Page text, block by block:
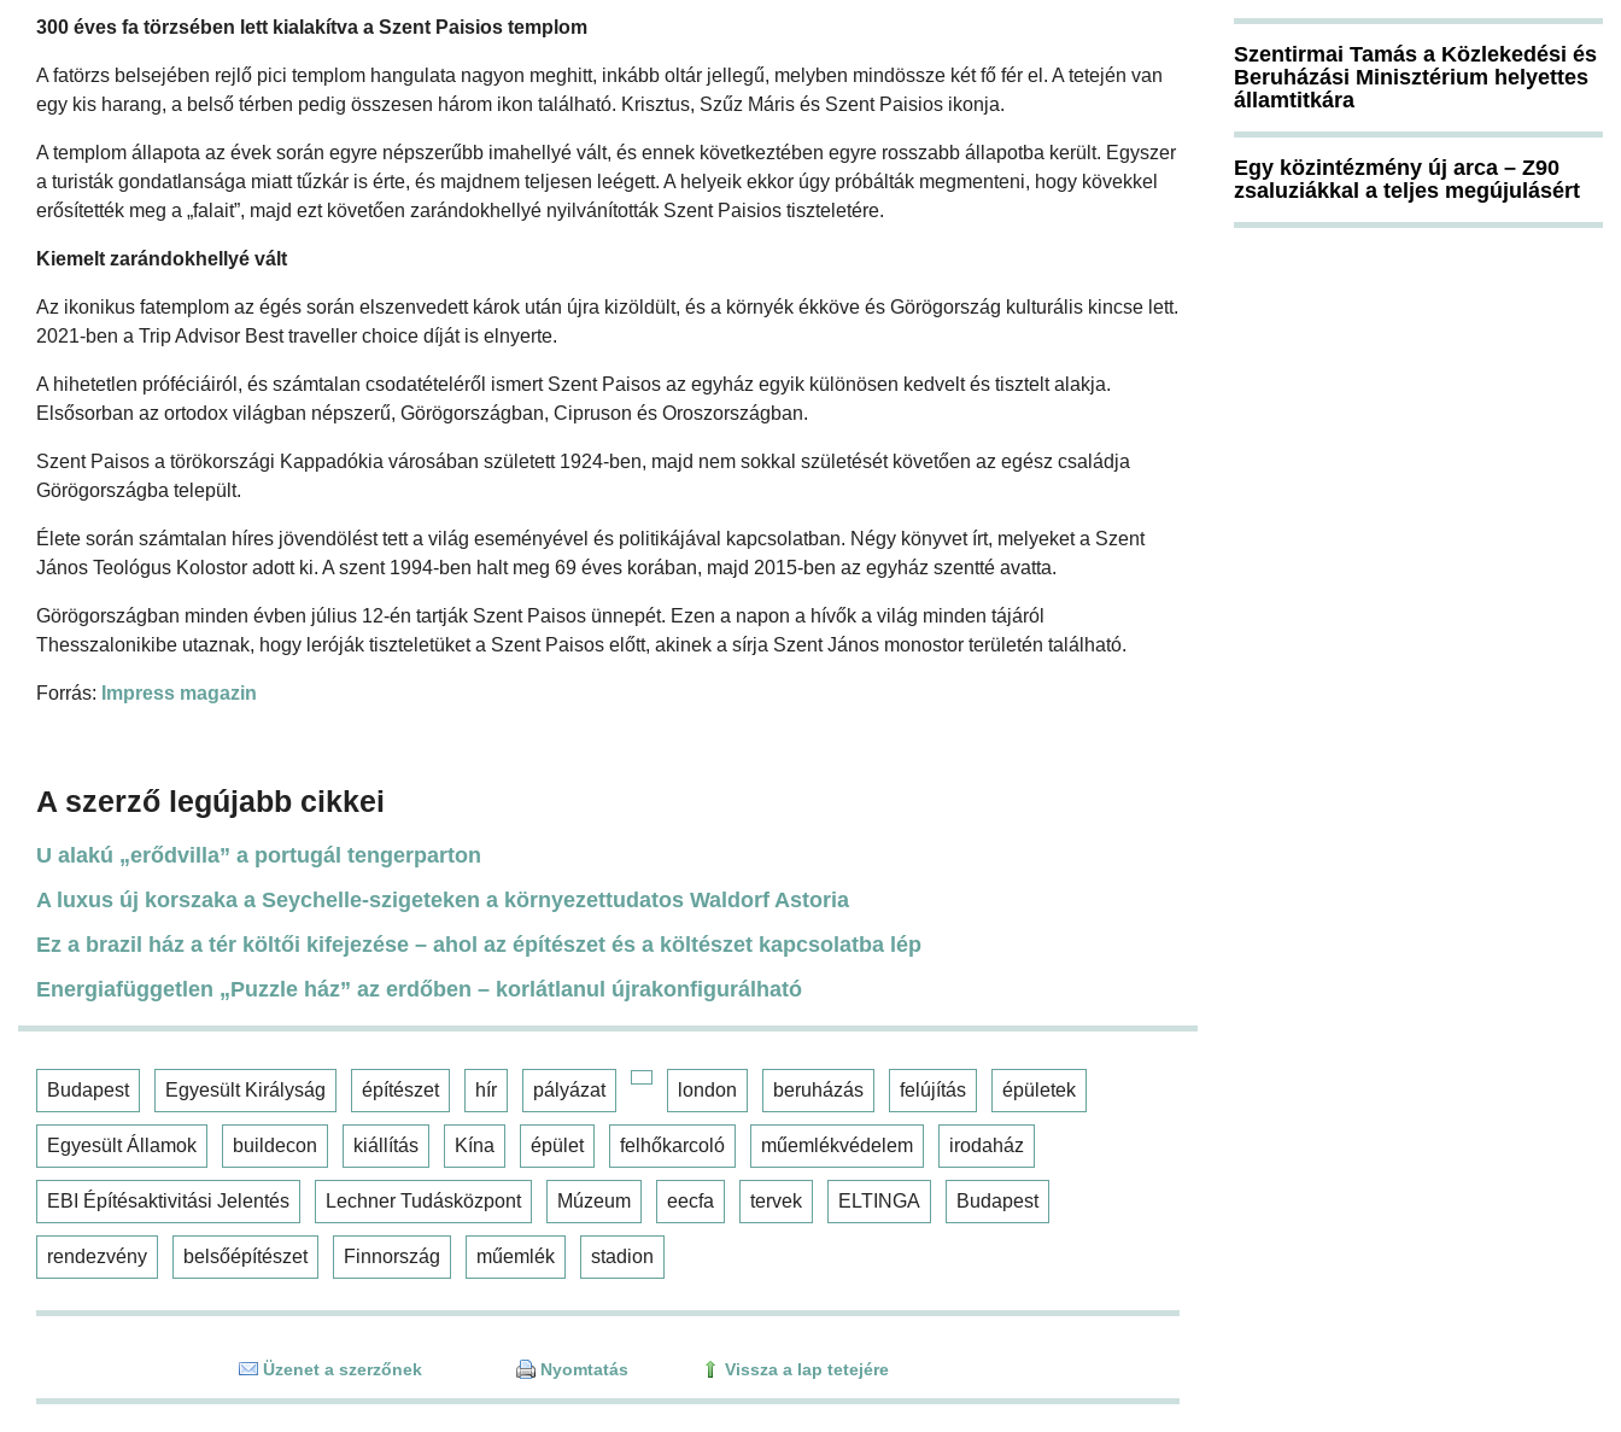
300 éves fa törzsében lett kialakítva a Szent Paisios templom
A fatörzs belsejében rejlő pici templom hangulata nagyon meghitt, inkább oltár jellegű, melyben mindössze két fő fér el. A tetején van
egy kis harang, a belső térben pedig összesen három ikon található. Krisztus, Szűz Máris és Szent Paisios ikonja.
A templom állapota az évek során egyre népszerűbb imahellyé vált, és ennek következtében egyre rosszabb állapotba került. Egyszer
a turisták gondatlansága miatt tűzkár is érte, és majdnem teljesen leégett. A helyeik ekkor úgy próbálták megmenteni, hogy kövekkel
erősítették meg a „falait”, majd ezt követően zarándokhellyé nyilvánították Szent Paisios tiszteletére.
Kiemelt zarándokhellyé vált
Az ikonikus fatemplom az égés során elszenvedett károk után újra kizöldült, és a környék ékköve és Görögország kulturális kincse lett.
2021-ben a Trip Advisor Best traveller choice díját is elnyerte.
A hihetetlen próféciáiról, és számtalan csodatételéről ismert Szent Paisos az egyház egyik különösen kedvelt és tisztelt alakja.
Elsősorban az ortodox világban népszerű, Görögországban, Cipruson és Oroszországban.
Szent Paisos a törökországi Kappadókia városában született 1924-ben, majd nem sokkal születését követően az egész családja
Görögországba települt.
Élete során számtalan híres jövendölést tett a világ eseményével és politikájával kapcsolatban. Négy könyvet írt, melyeket a Szent
János Teológus Kolostor adott ki. A szent 1994-ben halt meg 69 éves korában, majd 2015-ben az egyház szentté avatta.
Görögországban minden évben július 12-én tartják Szent Paisos ünnepét. Ezen a napon a hívők a világ minden tájáról
Thesszalonikibe utaznak, hogy leróják tiszteletüket a Szent Paisos előtt, akinek a sírja Szent János monostor területén található.
Forrás: Impress magazin
A szerző legújabb cikkei
U alakú „erődvilla” a portugál tengerparton
A luxus új korszaka a Seychelle-szigeteken a környezettudatos Waldorf Astoria
Ez a brazil ház a tér költői kifejezése – ahol az építészet és a költészet kapcsolatba lép
Energiafüggetlen „Puzzle ház” az erdőben – korlátlanul újrakonfigurálható
Budapest Egyesült Királyság építészet hír pályázat london beruházás felújítás épületek
Egyesült Államok buildecon kiállítás Kína épület felhőkarcoló műemlékvédelem irodaház
EBI Építésaktivitási Jelentés Lechner Tudásközpont Múzeum eecfa tervek ELTINGA Budapest
rendezvény belsőépítészet Finnország műemlék stadion
Üzenet a szerzőnek Nyomtatás Vissza a lap tetejére
Szentirmai Tamás a Közlekedési és
Beruházási Minisztérium helyettes
államtitkára
Egy közintézmény új arca – Z90
zsaluziákkal a teljes megújulásért